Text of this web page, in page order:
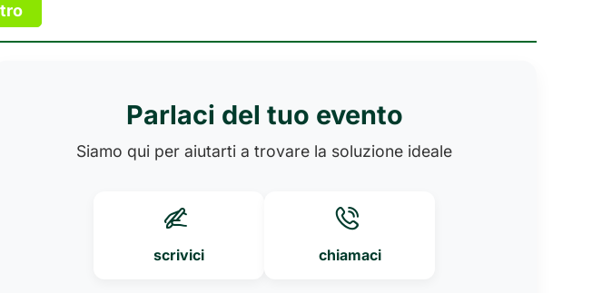
Parlaci del tuo evento
Siamo qui per aiutarti a trovare la soluzione ideale
scrivici chiamaci